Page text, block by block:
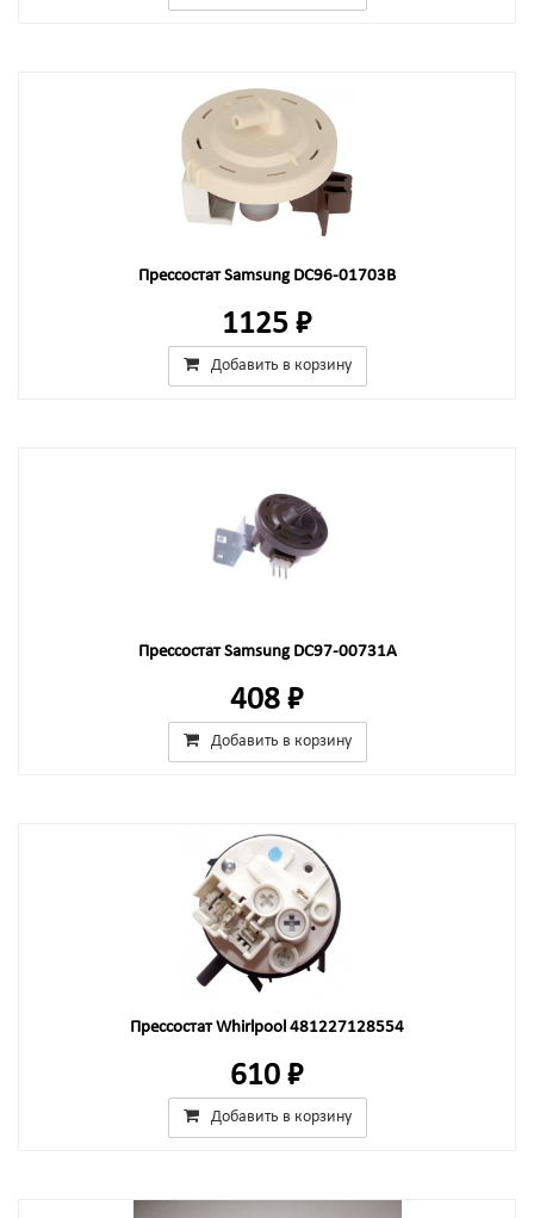
Прессостат Samsung DC96-01703B
1125 ₽
Добавить в корзину
Прессостат Samsung DC97-00731A
408 ₽
Добавить в корзину
Прессостат Whirlpool 481227128554
610 ₽
Добавить в корзину